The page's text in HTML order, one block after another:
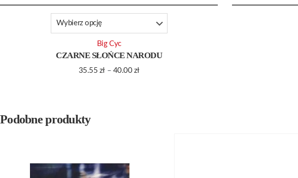
CZARNE SŁOŃCE NARODU
35.55 zł– 40.00 zł
Big Cyc
Podobne produkty